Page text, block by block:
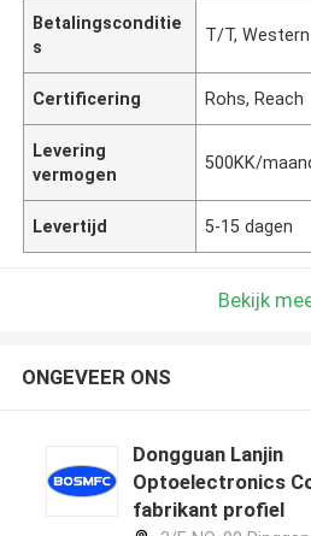
Betalingsconditie
s
T/T,
Certificering Rohs, Reach
Levering
vermogen
500KK/
Levertijd 5-15 dagen
Bekijk
ONGEVEER ONS
Dongguan Lanjin
Optoelectronics
fabrikant profiel